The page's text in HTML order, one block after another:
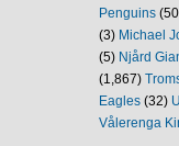
Penguins
(3) Michael
(5) Njård
(1,867)
Eagles (32)
Vålerenga